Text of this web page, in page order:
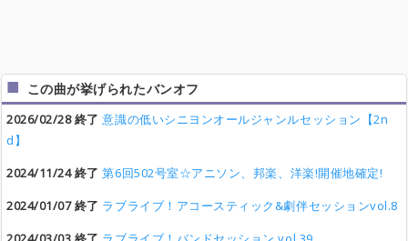
この曲が挙げられたバンオフ
2026/02/28 終了 意識の低いシニヨンオールジャンルセッション【2n
d】
2024/11/24 終了 第6回502号室☆アニソン、邦楽、洋楽!開催地確定!
2024/01/07 終了 ラブライブ！アコースティック&劇伴セッションvol.8